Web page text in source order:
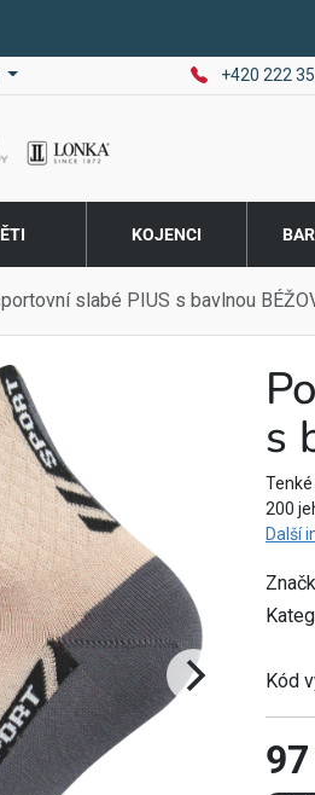
+420 222
KOJENCI
slabé PIUS s bavlnou
s
200
Další
Kód